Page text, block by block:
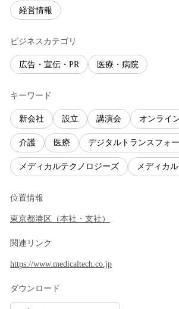
経営情報
ビジネスカテゴリ
広告・宣伝・PR 医療・病院
キーワード
新会社 設立 講演会 オンライ
介護 医療 デジタルトランスフォ
メディカルテクノロジーズ メディカ
位置情報
東京都港区 （本社・支社 ）
関連リンク
https://www.medicaltech.co.jp
ダウンロード